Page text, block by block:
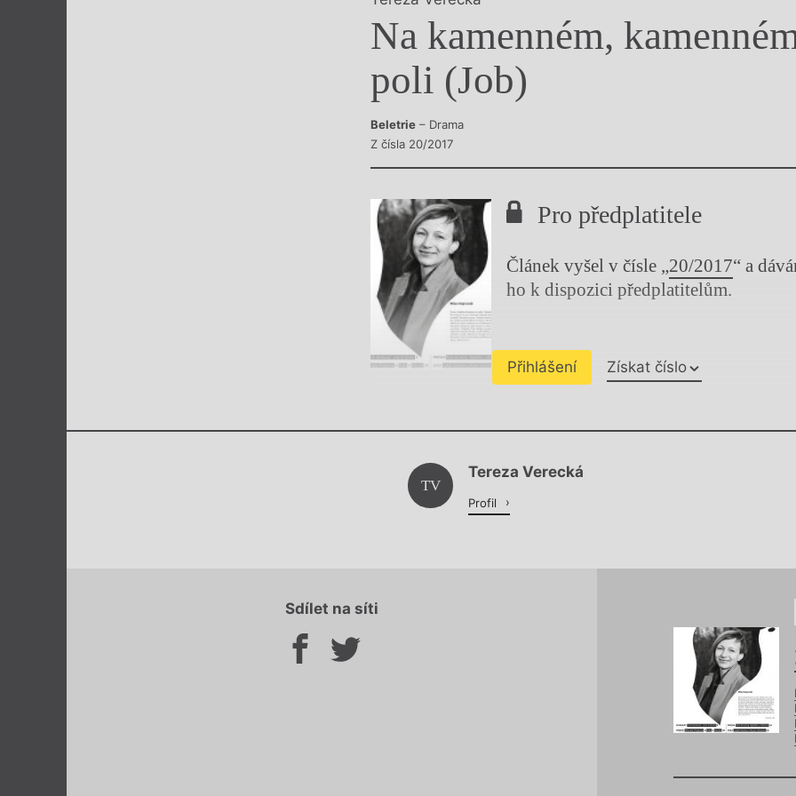
Výroční cenyNa kamenném,
poli (Job)
Beletrie – Drama
Z čísla 20/2017
Pro předplatitele
Článek vyšel v čísle „20/2017“ a
ho k dispozici předplatitelům.
Přihlášení Získat číslo
Chviličku.
TV
Tereza Verecká
Profil
Sdílet na síti